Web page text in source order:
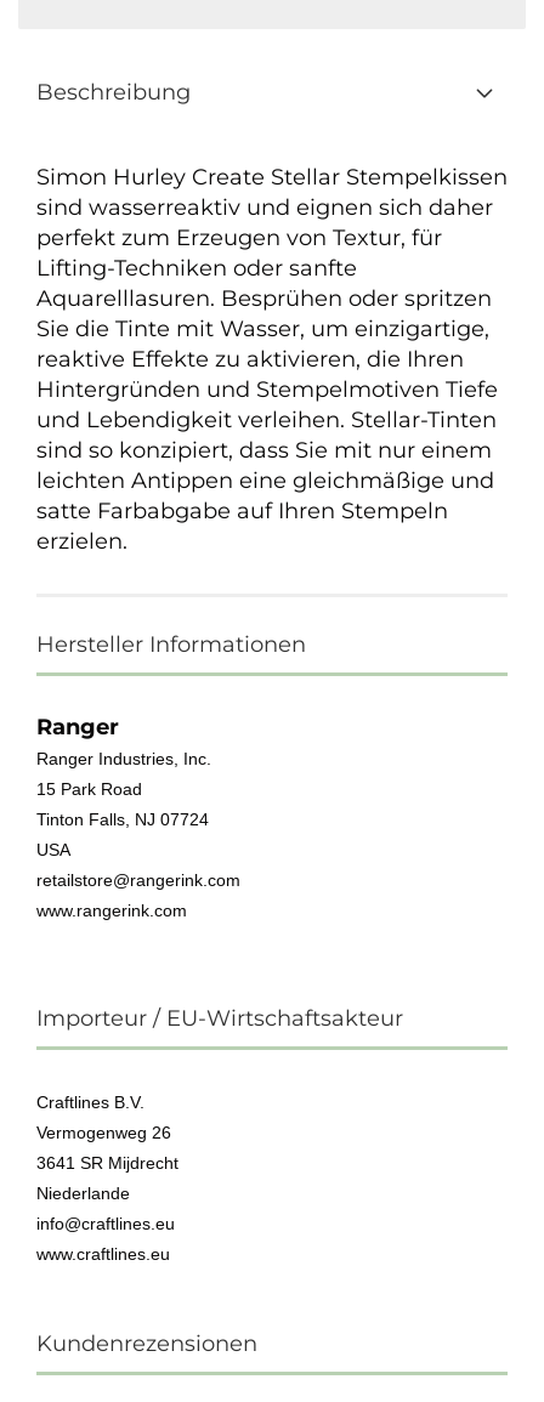
Beschreibung
Simon Hurley Create Stellar Stempelkissen
sind wasserreaktiv und eignen sich daher
perfekt zum Erzeugen von Textur, für
Lifting-Techniken oder sanfte
Aquarelllasuren. Besprühen oder spritzen
Sie die Tinte mit Wasser, um einzigartige,
reaktive Effekte zu aktivieren, die Ihren
Hintergründen und Stempelmotiven Tiefe
und Lebendigkeit verleihen. Stellar-Tinten
sind so konzipiert, dass Sie mit nur einem
leichten Antippen eine gleichmäßige und
satte Farbabgabe auf Ihren Stempeln
erzielen.
Hersteller Informationen
Ranger
Ranger Industries, Inc.
15 Park Road
Tinton Falls, NJ 07724
USA
retailstore@rangerink.com
www.rangerink.com
Importeur / EU-Wirtschaftsakteur
Craftlines B.V.
Vermogenweg 26
3641 SR Mijdrecht
Niederlande
info@craftlines.eu
www.craftlines.eu
Kundenrezensionen